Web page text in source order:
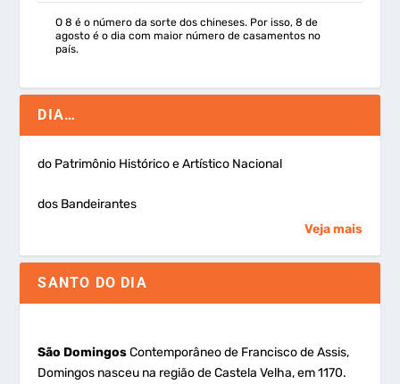
O 8 é o número da sorte dos chineses. Por isso, 8 de
agosto é o dia com maior número de casamentos no
país.
DIA…
do Patrimônio Histórico e Artístico Nacional
dos Bandeirantes
Veja mais
SANTO DO DIA
São DomingosContemporâneo de Francisco de Assis,
Domingos nasceu na região de Castela Velha, em 1170.